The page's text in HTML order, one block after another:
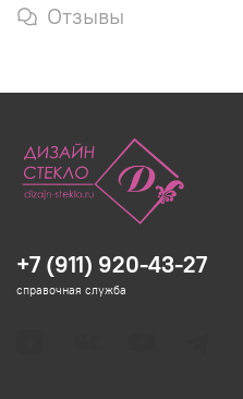
Отзывы
+7 (911) 920-43-27
справочная служба